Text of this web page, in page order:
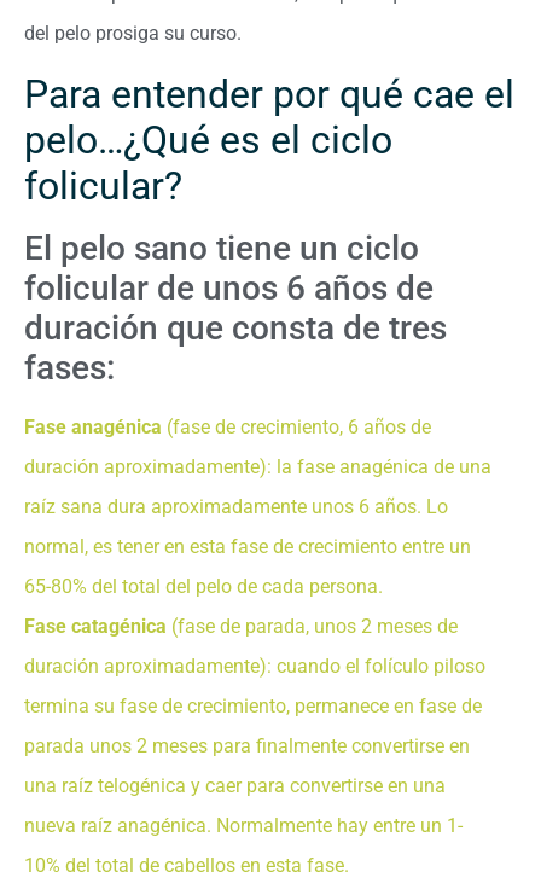
del pelo prosiga su curso.
Para entender por qué cae el
pelo…¿Qué es el ciclo
folicular?
El pelo sano tiene un ciclo
folicular de unos 6 años de
duración que consta de tres
fases:
Fase anagénica (fase de crecimiento, 6 años de
duración aproximadamente): la fase anagénica de una
raíz sana dura aproximadamente unos 6 años. Lo
normal, es tener en esta fase de crecimiento entre un
65-80% del total del pelo de cada persona.
Fase catagénica (fase de parada, unos 2 meses de
duración aproximadamente): cuando el folículo piloso
termina su fase de crecimiento, permanece en fase de
parada unos 2 meses para finalmente convertirse en
una raíz telogénica y caer para convertirse en una
nueva raíz anagénica. Normalmente hay entre un 1-
10% del total de cabellos en esta fase.